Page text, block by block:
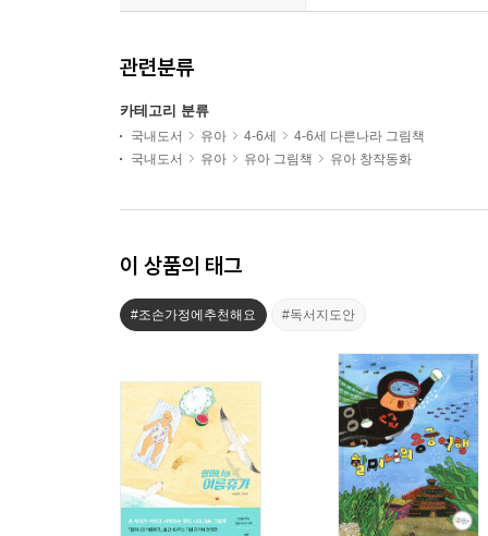
관련분류
카테고리 분류
국내도서 유아 4-6세
4-6세 다른나라 그림책
국내도서
유아 유아 그림책 유아 창작동화
이 상품의 태그
#조손가정에추천해요 #독서지도안